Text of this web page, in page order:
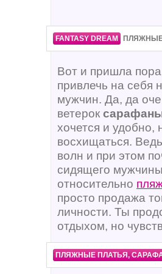
FANTASY DREAM
Вот и пришла
привлечь на
мужчин. Да, да
ветерок
хочется и удобно,
восхищаться.
волн и при этом
сидящего
относительно
просто продажа
личности. Ты
отдыхом, но
·ПЛЯЖНЫЕ ПЛАТЬЯ,